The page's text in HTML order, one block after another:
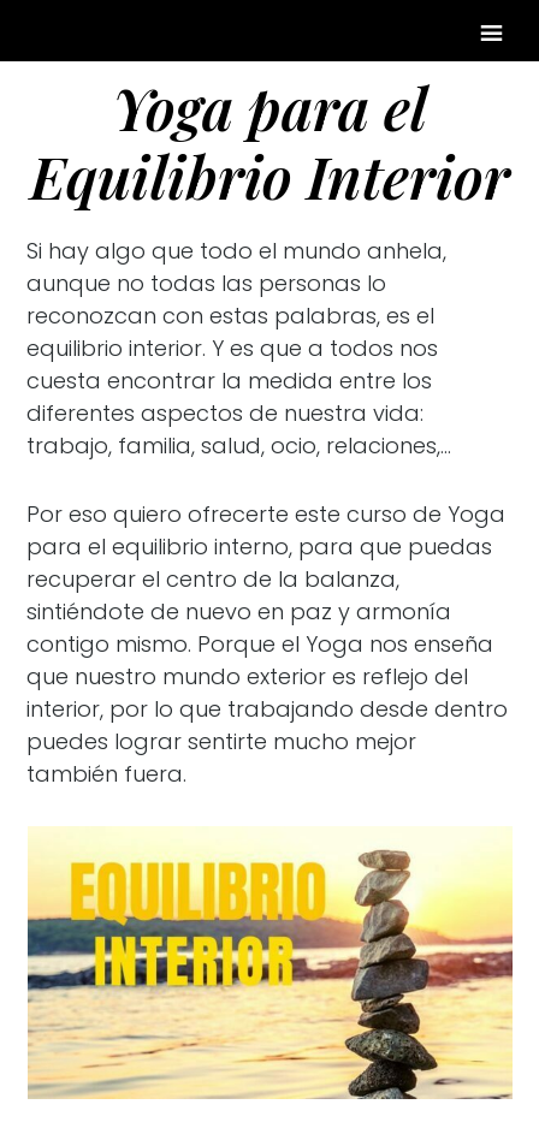
Yoga para el
Equilibrio Interior
Si hay algo que todo el mundo anhela,
aunque no todas las personas lo
reconozcan con estas palabras, es el
equilibrio interior. Y es que a todos nos
cuesta encontrar la medida entre los
diferentes aspectos de nuestra vida:
trabajo, familia, salud, ocio, relaciones,…
Por eso quiero ofrecerte este curso de Yoga
para el equilibrio interno, para que puedas
recuperar el centro de la balanza,
sintiéndote de nuevo en paz y armonía
contigo mismo. Porque el Yoga nos enseña
que nuestro mundo exterior es reflejo del
interior, por lo que trabajando desde dentro
puedes lograr sentirte mucho mejor
también fuera.